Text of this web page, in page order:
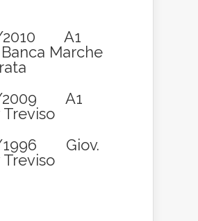
2010 A1
Marche
2009 A1
Treviso
1996 Giov.
Treviso